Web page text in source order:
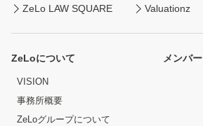
ZeLo LAW SQUARE Valuationz
ZeLoについて
VISION
事務所概要
ZeLoグループについて
メンバー